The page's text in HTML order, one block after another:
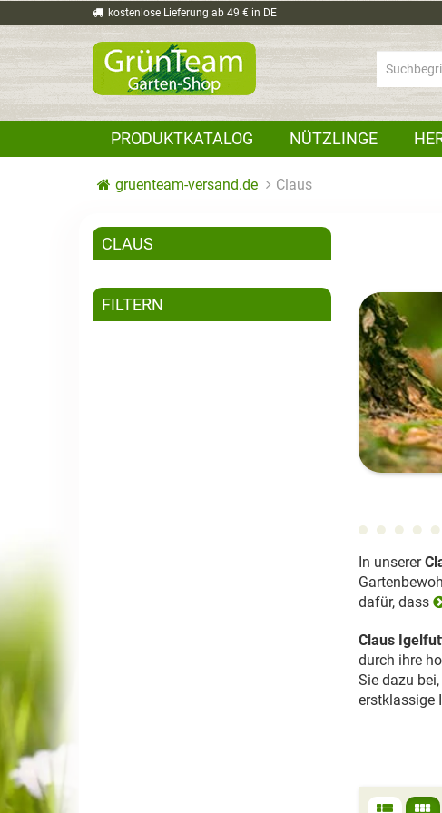
kostenlose Lieferung ab 49 € in DE
PRODUKTKATALOG NÜTZLINGE
gruenteam-versand.de Claus
CLAUS
FILTERN
In unserer
dafür, dass
Claus
durch ihre
Sie dazu
erstklassige